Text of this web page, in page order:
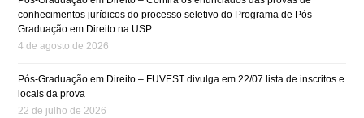
conhecimentos jurídicos do processo seletivo do Programa de Pós-
Graduação em Direito na USP
4 de agosto de 2026
Pós-Graduação em Direito – FUVEST divulga em 22/07 lista de inscritos e
locais da prova
22 de julho de 2026